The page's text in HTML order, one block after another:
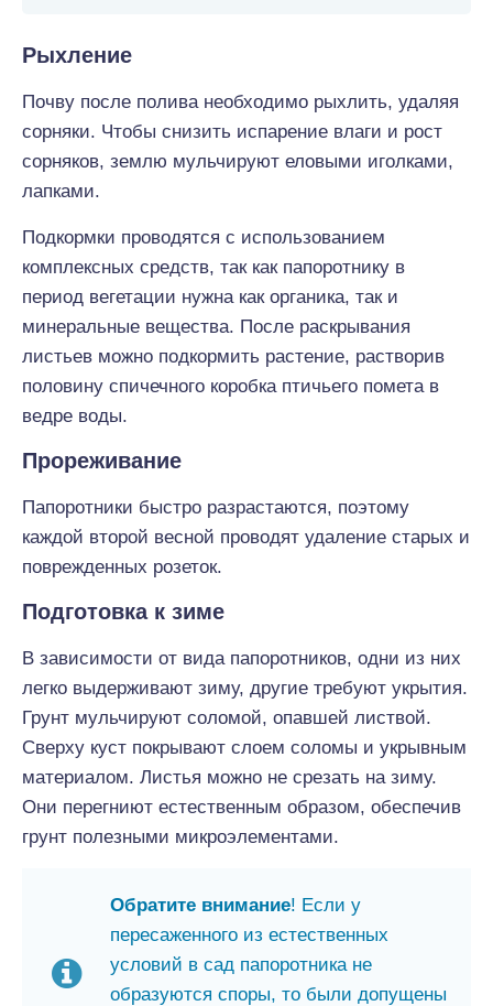
Рыхление
Почву после полива необходимо рыхлить, удаляя
сорняки. Чтобы снизить испарение влаги и рост
сорняков, землю мульчируют еловыми иголками,
лапками.
Подкормки проводятся с использованием
комплексных средств, так как папоротнику в
период вегетации нужна как органика, так и
минеральные вещества. После раскрывания
листьев можно подкормить растение, растворив
половину спичечного коробка птичьего помета в
ведре воды.
Прореживание
Папоротники быстро разрастаются, поэтому
каждой второй весной проводят удаление старых и
поврежденных розеток.
Подготовка к зиме
В зависимости от вида папоротников, одни из них
легко выдерживают зиму, другие требуют укрытия.
Грунт мульчируют соломой, опавшей листвой.
Сверху куст покрывают слоем соломы и укрывным
материалом. Листья можно не срезать на зиму.
Они перегниют естественным образом, обеспечив
грунт полезными микроэлементами.
Обратите внимание! Если у
пересаженного из естественных
условий в сад папоротника не
образуются споры, то были допущены